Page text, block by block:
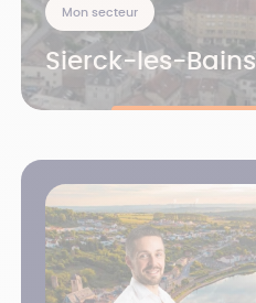
Mon secteur
Sierck-les-Bains